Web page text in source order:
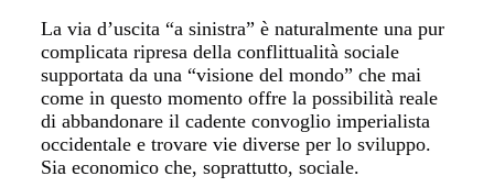
La via d’uscita “a sinistra” è naturalmente una pur
complicata ripresa della conflittualità sociale
supportata da una “visione del mondo” che mai
come in questo momento offre la possibilità reale
di abbandonare il cadente convoglio imperialista
occidentale e trovare vie diverse per lo sviluppo.
Sia economico che, soprattutto, sociale.